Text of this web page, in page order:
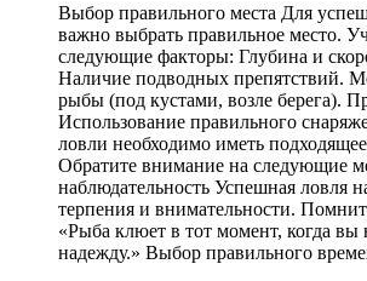
Выбор правильного места Для
важно выбрать правильное место.
следующие факторы: Глубина и
Наличие подводных препятствий.
рыбы (под кустами, возле берега).
Использование правильного
ловли необходимо иметь
Обратите внимание на следующие
наблюдательность Успешная ловля
терпения и внимательности.
«Рыба клюет в тот момент, когда вы
надежду.» Выбор правильного